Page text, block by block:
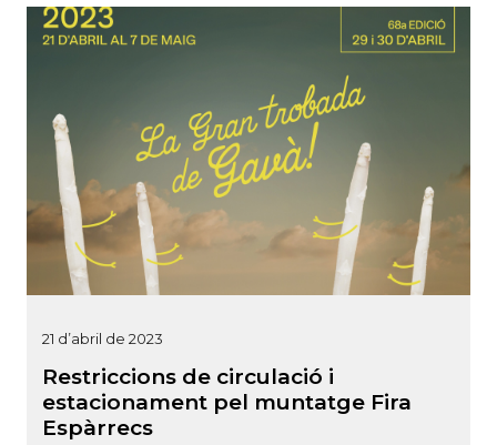
21 d’abril de 2023
Restriccions de circulació i
estacionament pel muntatge Fira
Espàrrecs